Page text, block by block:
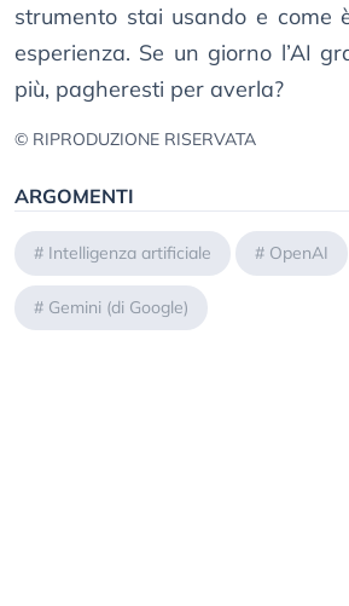
strumento stai usando e come
esperienza. Se un giorno l’AI
più, pagheresti per averla?
© RIPRODUZIONE RISERVATA
ARGOMENTI
# Intelligenza artificiale # OpenAI
# Gemini (di Google)